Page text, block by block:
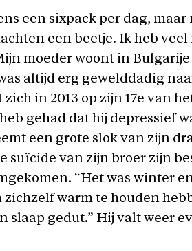
een sixpack per dag, maar
een beetje. Ik heb
moeder woont in
altijd erg gewelddadig
in 2013 op zijn 17e van
gehad dat hij depressief
een grote slok van zijn
suïcide van zijn broer zijn
“Het was winter
zichzelf warm te houden
slaap gedut.” Hij valt weer